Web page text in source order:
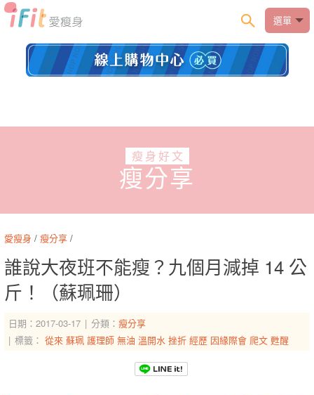
選單
瘦身好文
瘦分享
愛瘦身 / 瘦分享 /
誰說大夜班不能瘦？九個月減掉 14 公
斤！（蘇珮珊）
日期：2017-03-17 分類： 瘦分享
標籤： 從來 蘇珮 護理師 無油 溫開水 挫折 經歷 因緣際會 爬文 甦醒